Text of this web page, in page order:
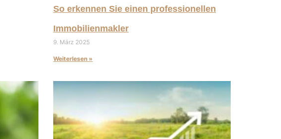
So erkennen Sie einen professionellen
Immobilienmakler
9. März 2025
Weiterlesen »